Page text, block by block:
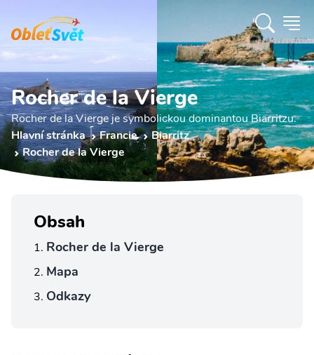
Rocher de la Vierge
Rocher de la Vierge je symbolickou dominantou Biarritzu.
Hlavní stránka
Francie
Biarritz
Rocher de la Vierge
Obsah
Rocher de la Vierge
Mapa
Odkazy